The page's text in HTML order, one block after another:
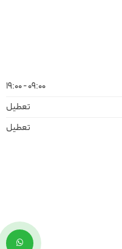
09:00 - 19:00
تعطیل
تعطیل